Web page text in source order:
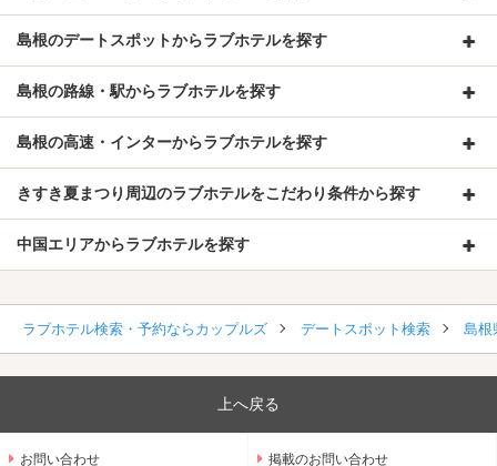
島根のデートスポットからラブホテルを探す
島根の路線・駅からラブホテルを探す
島根の高速・インターからラブホテルを探す
きすき夏まつり周辺のラブホテルをこだわり条件から探す
中国エリアからラブホテルを探す
ラブホテル検索・予約ならカップルズ デートスポット検索 島根
上へ戻る
お問い合わせ 掲載のお問い合わせ